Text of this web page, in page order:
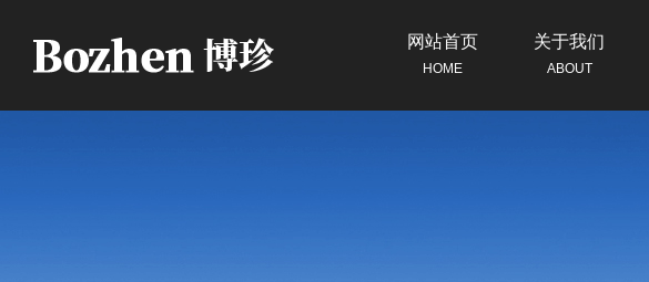
网站首页
HOME
关于我们
ABOUT